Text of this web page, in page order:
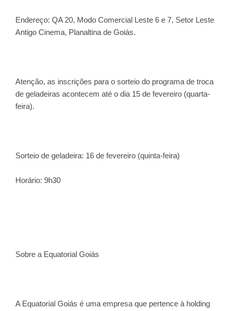
Endereço: QA 20, Modo Comercial Leste 6 e 7, Setor Leste
Antigo Cinema, Planaltina de Goiás.
Atenção, as inscrições para o sorteio do programa de troca
de geladeiras acontecem até o dia 15 de fevereiro (quarta-
feira).
Sorteio de geladeira: 16 de fevereiro (quinta-feira)
Horário: 9h30
Sobre a Equatorial Goiás
A Equatorial Goiás é uma empresa que pertence à holding